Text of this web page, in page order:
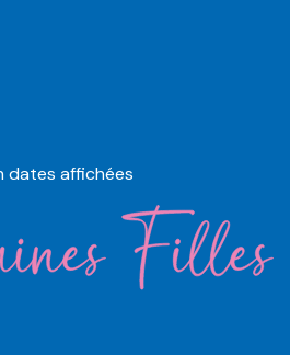
affichées